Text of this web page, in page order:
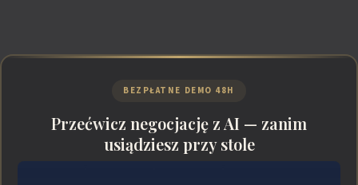
BEZPŁATNE DEMO 48H
Przećwicz negocjację z AI — zanim
usiądziesz przy stole